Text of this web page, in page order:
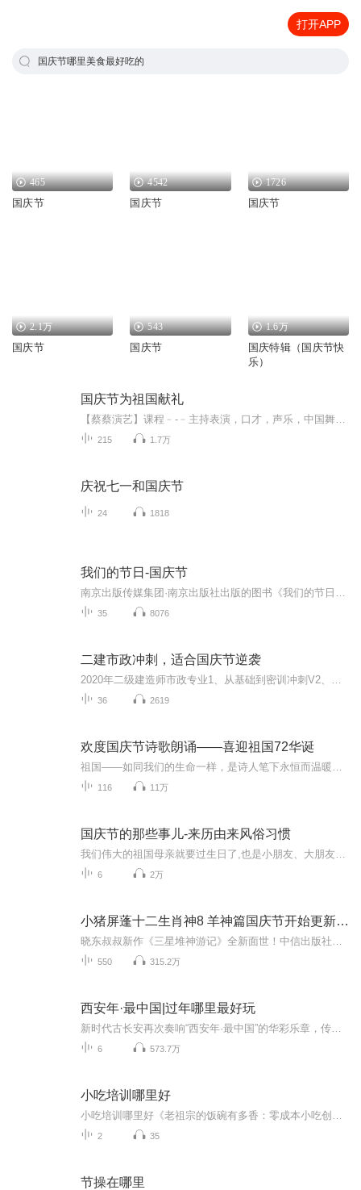
打开APP
国庆节哪里美食最好吃的
465
国庆节
4542
国庆节
1726
国庆节
2.1万
国庆节
543
国庆节
1.6万
国庆特辑（国庆节快
乐）
国庆节为祖国献礼
215 1.7万
庆祝七一和国庆节
24 1818
我们的节日-国庆节
35 8076
二建市政冲刺，适合国庆节逆袭
36 2619
欢度国庆节诗歌朗诵——喜迎祖国72华诞
116 11万
国庆节的那些事儿-来历由来风俗习惯
6 2万
小猪屏蓬十二生肖神8 羊神篇国庆节开始更新啦！
550 315.2万
西安年·最中国|过年哪里最好玩
6 573.7万
小吃培训哪里好
2 35
节操在哪里